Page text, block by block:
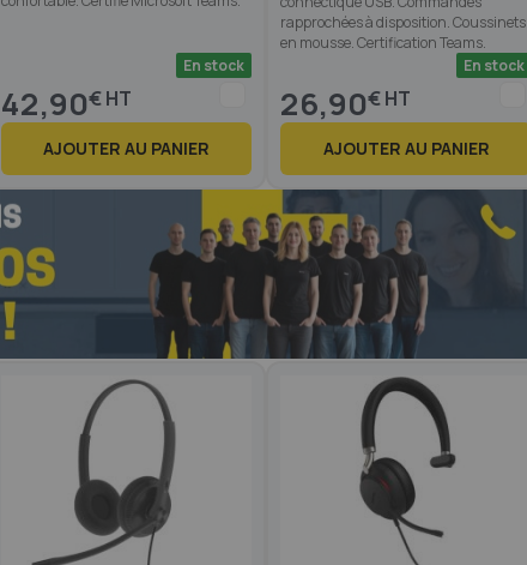
En stock
42,90€
AJOUTER AU PANIER
rapprochées à disposition. Coussinets
en mousse. Certification Teams.
En stock
26,90€
AJOUTER AU PANIER